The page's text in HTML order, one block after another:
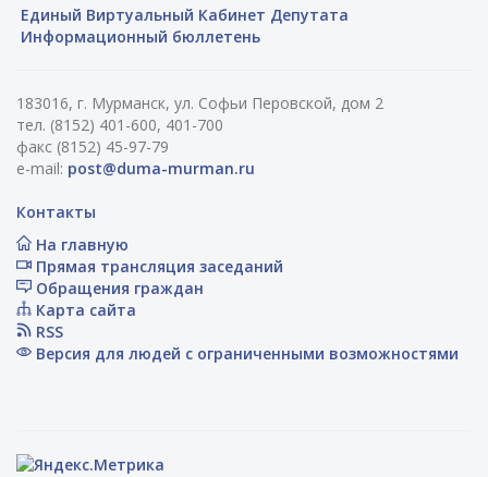
Единый Виртуальный Кабинет Депутата
Информационный бюллетень
183016, г. Мурманск, ул. Софьи Перовской, дом 2
тел. (8152) 401-600, 401-700
факс (8152) 45-97-79
e-mail: post@duma-murman.ru
Контакты
На главную
Прямая трансляция заседаний
Обращения граждан
Карта сайта
RSS
Версия для людей с ограниченными возможностями